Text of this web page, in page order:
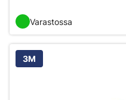
Varastossa
3M